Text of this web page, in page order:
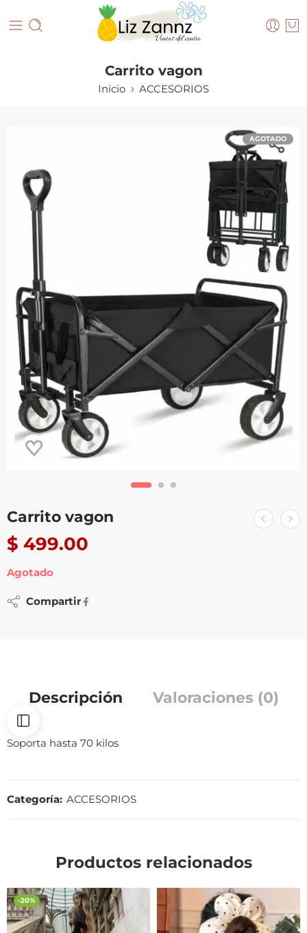
Carrito vagon
Inicio ACCESORIOS
AGOTADO
Carrito vagon
$ 499.00
Agotado
Compartir
Descripción Valoraciones (0)
Soporta hasta 70 kilos
Categoría: ACCESORIOS
Productos relacionados
-20%